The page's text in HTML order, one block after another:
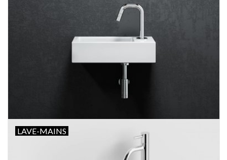
LAVE-MAINS